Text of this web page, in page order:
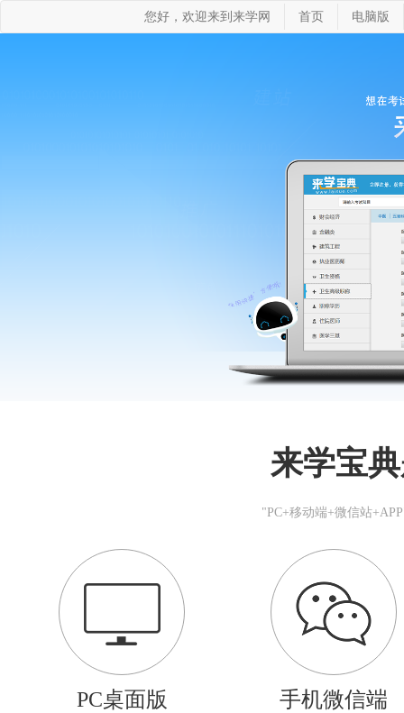
您好，欢迎来到来学网 首页 电脑版
来学宝
"PC+移动端+微信站
PC桌面版 手机微信端